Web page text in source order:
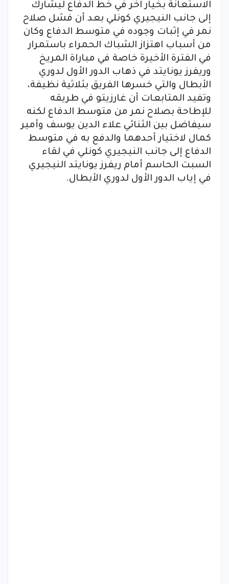
الاستعانة بخيار آخر في خط الدفاع ليشارك
إلى جانب النيجيري كونلي بعد أن فشل صلاح
نمر في إثبات وجوده في متوسط الدفاع وكان
من أسباب اهتزاز الشباك الحمراء باستمرار
في الفترة الأخيرة خاصة في مباراة المريخ
وريفرز يونايتد في ذهاب الدور الأول لدوري
الأبطال والتي خسرها الفريق بثلاثية نظيفة،
وتفيد المتابعات أن غارزيتو في طريقه
للإطاحة بصلاح نمر من متوسط الدفاع لكنه
سيفاضل بين الثنائي علاء الدين يوسف وأمير
كمال لاختيار أحدهما والدفع به في متوسط
الدفاع إلى جانب النيجيري كونلي في لقاء
السبت الحاسم أمام ريفرز يونايتد النيجيري
في إياب الدور الأول لدوري الأبطال.